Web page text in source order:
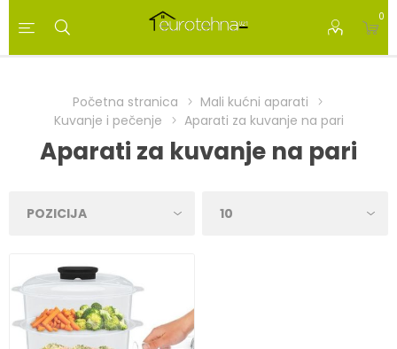
0
Početna stranica
Mali kućni aparati
Kuvanje i pečenje
Aparati za kuvanje na pari
Aparati za kuvanje na pari